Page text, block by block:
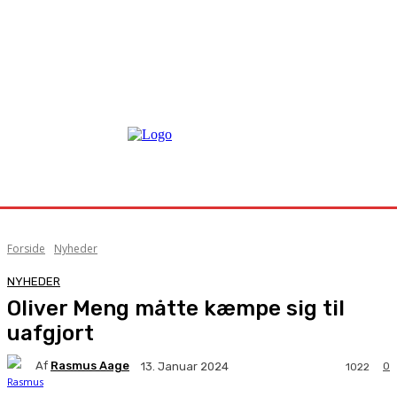
Forside Nyheder
NYHEDER
Oliver Meng måtte kæmpe sig til
uafgjort
Af Rasmus Aage 13. Januar 2024 0
1022